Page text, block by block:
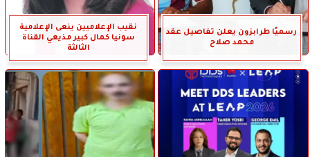
رسميًا طرابزون يعلن تفاصيل عقد
محمد صلاح
نقيب الإعلاميين ينعى الإعلامية
سونيا كمال كبير مذيعي القناة
الثالثة